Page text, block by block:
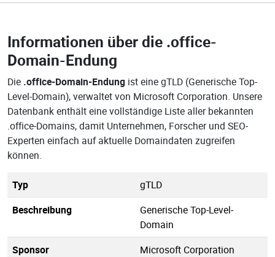
Informationen über die .office-
Domain-Endung
Die .office-Domain-Endung ist eine gTLD (Generische Top-
Level-Domain), verwaltet von Microsoft Corporation. Unsere
Datenbank enthält eine vollständige Liste aller bekannten
.office-Domains, damit Unternehmen, Forscher und SEO-
Experten einfach auf aktuelle Domaindaten zugreifen
können.
Typ
gTLD
Beschreibung
Generische Top-Level-
Domain
Sponsor
Microsoft Corporation